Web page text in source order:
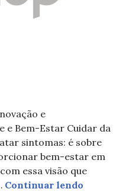
e
e Bem-Estar Cuidar da
sintomas: é sobre
bem-estar em
essa visão que
Continuar lendo